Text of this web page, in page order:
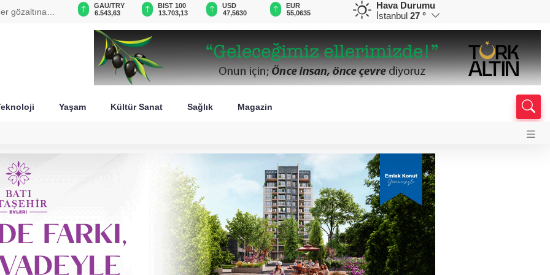
7 saniyelik kaybolacak mı?
0,0018
GAU/TRY
6.543,63
BIST 100
13.703,13
USD
47,5630
EUR
55,0635
GBP
64,1837
CHF
58,9453
Hava Durumu
İstanbul 27 °
Yaşam Kültür Sanat Sağlık Magazin